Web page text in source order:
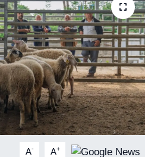
A- A+